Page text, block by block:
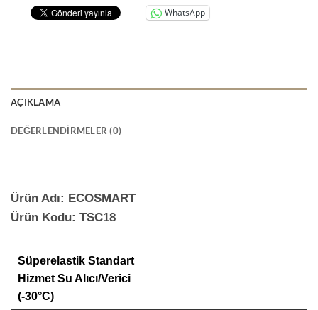
WhatsApp
AÇIKLAMA
DEĞERLENDIRMELER (0)
Ürün Adı: ECOSMART
Ürün Kodu: TSC18
Süperelastik Standart
Hizmet Su Alıcı/Verici
(-30°C)